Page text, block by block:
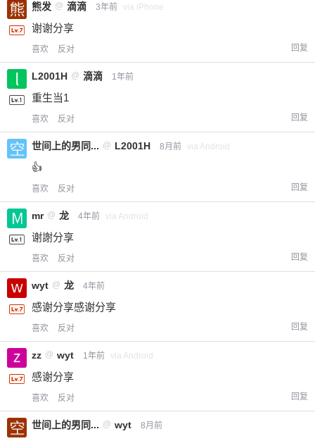
熊发 @ 滴滴 3年前 via iPhone
谢谢分享
喜欢 反对 回复
L2001H @ 滴滴 1年前
重生当1
喜欢 反对 回复
世间上的男同... @ L2001H 8月前 via Android
👍
喜欢 反对 回复
mr @ 龙 4年前 via Android
谢謝分享
喜欢 反对 回复
wyt @ 龙 4年前
感谢分享感谢分享
喜欢 反对 回复
zz @ wyt 1年前 via Android
感谢分享
喜欢 反对 回复
世间上的男同... @ wyt 8月前